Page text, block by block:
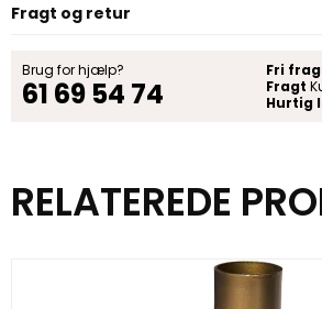
Fragt og retur
Brug for hjælp?
61 69 54 74
Fri
Fragt
Hurtig
RELATEREDE